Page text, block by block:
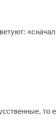
то